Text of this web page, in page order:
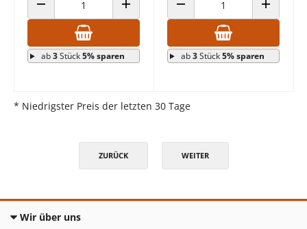
ANZAHL VERRINGERN ANZAHL ERHÖHEN
ab3Stück5% sparen
ANZAHL VERRINGERN ANZAHL
ab3Stück5% sparen
* Niedrigster Preis der letzten 30 Tage
ZURÜCK WEITER
Wir über uns